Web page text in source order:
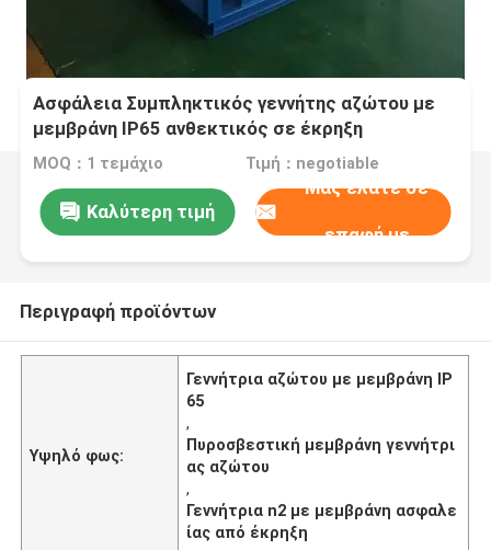
Ασφάλεια Συμπληκτικός γεννήτης αζώτου με
μεμβράνη IP65 ανθεκτικός σε έκρηξη
MOQ：1 τεμάχιο Τιμή：negotiable
Καλύτερη τιμή
Μας ελάτε σε
επαφή με
Περιγραφή προϊόντων
Υψηλό φως:
Γεννήτρια αζώτου με μεμβράνη IP
65
,
Πυροσβεστική μεμβράνη γεννήτρι
ας αζώτου
,
Γεννήτρια n2 με μεμβράνη ασφαλε
ίας από έκρηξη